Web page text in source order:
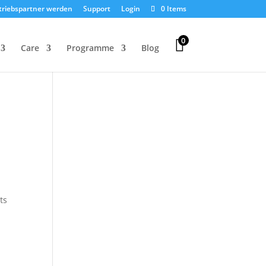
werden Support Login 0 Items
Care Programme Blog
0